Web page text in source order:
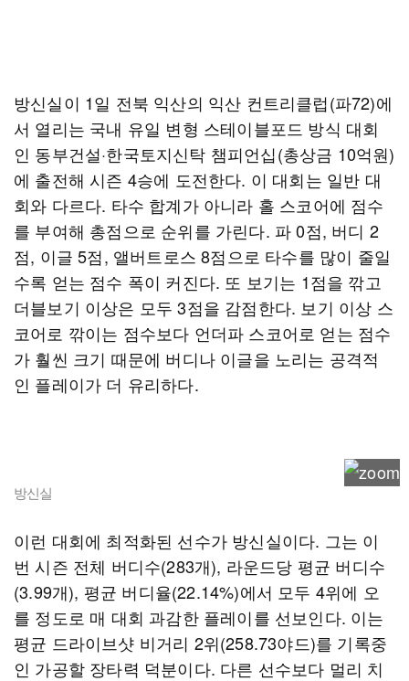
방신실이 1일 전북 익산의 익산 컨트리클럽(파72)에
서 열리는 국내 유일 변형 스테이블포드 방식 대회
인 동부건설·한국토지신탁 챔피언십(총상금 10억원)
에 출전해 시즌 4승에 도전한다. 이 대회는 일반 대
회와 다르다. 타수 합계가 아니라 홀 스코어에 점수
를 부여해 총점으로 순위를 가린다. 파 0점, 버디 2
점, 이글 5점, 앨버트로스 8점으로 타수를 많이 줄일
수록 얻는 점수 폭이 커진다. 또 보기는 1점을 깎고
더블보기 이상은 모두 3점을 감점한다. 보기 이상 스
코어로 깎이는 점수보다 언더파 스코어로 얻는 점수
가 훨씬 크기 때문에 버디나 이글을 노리는 공격적
인 플레이가 더 유리하다.
방신실
이런 대회에 최적화된 선수가 방신실이다. 그는 이
번 시즌 전체 버디수(283개), 라운드당 평균 버디수
(3.99개), 평균 버디율(22.14%)에서 모두 4위에 오
를 정도로 매 대회 과감한 플레이를 선보인다. 이는
평균 드라이브샷 비거리 2위(258.73야드)를 기록중
인 가공할 장타력 덕분이다. 다른 선수보다 멀리 치